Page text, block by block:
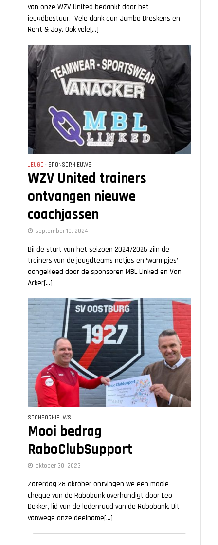
van onze WZV United bedankt door het
jeugdbestuur. Vele dank aan Jumbo Breskens en
Rent & Joy. Ook vele[...]
JEUGD • SPONSORNIEUWS
WZV United trainers
ontvangen nieuwe
coachjassen
september 10, 2024
Bij de start van het seizoen 2024/2025 zijn de
trainers van de jeugdteams netjes en ‘warmpjes’
aangekleed door de sponsoren MBL Linked en Van
Acker[...]
SPONSORNIEUWS
Mooi bedrag
RaboClubSupport
oktober 30, 2023
Zaterdag 28 oktober ontvingen we een mooie
cheque van de Rabobank overhandigt door Leo
Dekker, lid van de ledenraad van de Rabobank. Dit
vanwege onze deelname[...]